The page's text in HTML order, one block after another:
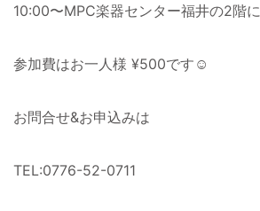
10:00〜MPC楽器センター福井の2階
参加費はお一人様 ¥500です☺️
お問合せ&お申込みは
TEL:0776-52-0711